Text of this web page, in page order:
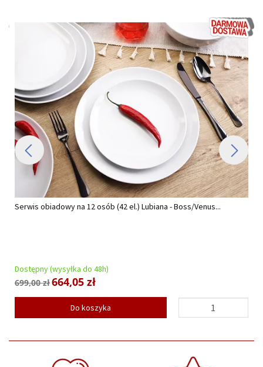
Serwis obiadowy na 12 osób (42 el.) Lubiana - Boss/Venus...
Dostępny (wysyłka do 48h)
699,00 zł664,05 zł
Do koszyka